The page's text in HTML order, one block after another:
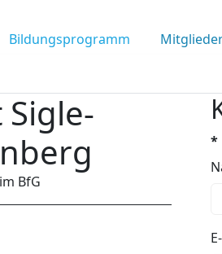
Bildungsprogramm
BfG
*